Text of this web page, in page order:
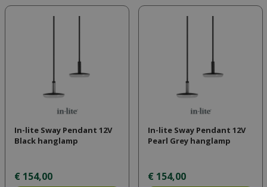
In-lite Sway Pendant 12V
Black hanglamp
€ 154,00
In-lite Sway Pendant 12V
Pearl Grey hanglamp
€ 154,00